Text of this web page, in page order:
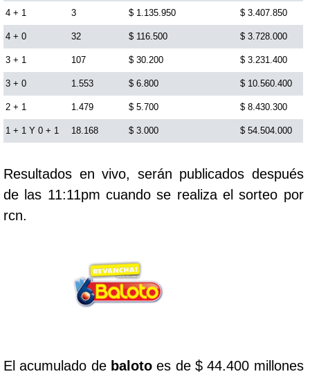
Astro Luna
Cafeterito Tarde
Cafeterito Noche
Caribeña Día
Caribeña Noche
Culona día
4 + 1 3 $ 1.135.950 $ 3.407.850
4 + 0 32 $ 116.500 $ 3.728.000
3 + 1 107 $ 30.200 $ 3.231.400
3 + 0 1.553 $ 6.800 $ 10.560.400
2 + 1 1.479 $ 5.700 $ 8.430.300
1 + 1 Y 0 + 1 18.168 $ 3.000 $ 54.504.000
Resultados en vivo, serán publicados después
de las 11:11pm cuando se realiza el sorteo por
rcn.
El acumulado de balotoes de $ 44.400 millones